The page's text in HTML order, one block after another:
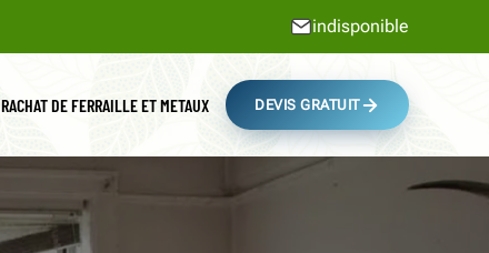
indisponible
RACHAT DE FERRAILLE ET METAUX DEVIS GRATUIT